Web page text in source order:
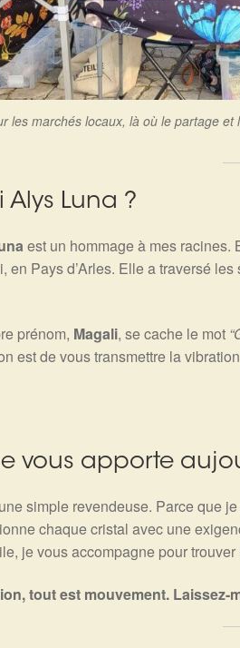
les marchés locaux, là où le partage
Alys Luna ?
est un hommage à mes
en Pays d’Arles. Elle a traversé
prénom, Magali, se cache le mot
est de vous transmettre la
vous apporte
simple revendeuse. Parce que
chaque cristal avec une
je vous accompagne pour trouver
tout est mouvement. Laissez-